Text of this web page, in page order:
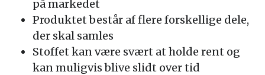
på markedet
Produktet består af flere forskellige dele,
der skal samles
Stoffet kan være svært at holde rent og
kan muligvis blive slidt over tid